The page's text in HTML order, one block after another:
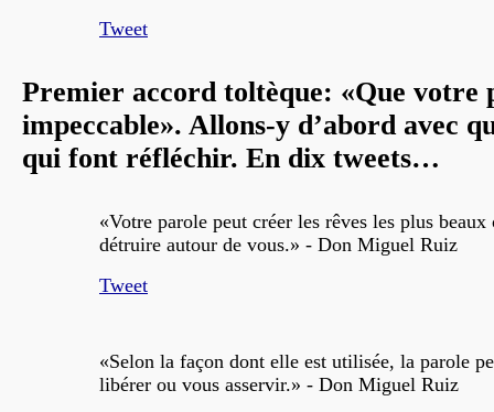
Tweet
Premier accord toltèque: «Que votre
impeccable». Allons-y d’abord avec
qui font réfléchir. En dix tweets…
«Votre parole peut créer les rêves les plus beaux
détruire autour de vous.» - Don Miguel Ruiz
Tweet
«Selon la façon dont elle est utilisée, la parole
libérer ou vous asservir.» - Don Miguel Ruiz